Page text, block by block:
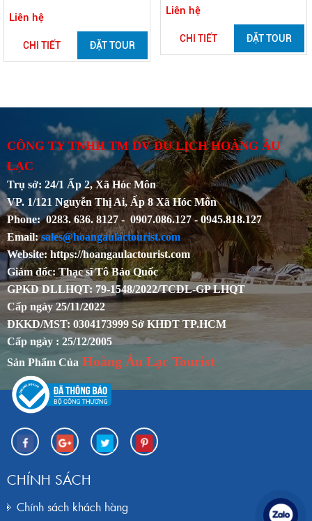
Liên hệ
CHI TIẾT ĐẶT TOUR
Liên hệ
CHI TIẾT ĐẶT TOUR
CÔNG TY TNHH TM DV DU LỊCH HOÀNG ÂU
LẠC
Trụ sở: 24/1 Ấp 2, Xã Hóc Môn
VP. 1/121 Nguyễn Thị Ai, Ấp 8 Xã Hóc Môn
Phone: 0283. 636. 8127 - 0907.086.127 - 0945.818.127
Email:sales@hoangaulactourist.com
Website: https://hoangaulactourist.com
Giám đốc: Thạc sĩ Tô Bảo Quốc
GPKD DLLHQT: 79-1548/2022/TCDL-GP LHQT
Cấp ngày 25/11/2022
ĐKKD/MST: 0304173999 Sở KHĐT TP.HCM
Cấp ngày : 25/12/2005
Sản Phẩm Của Hoàng Âu Lạc Tourist
CHÍNH SÁCH
Chính sách khách hàng